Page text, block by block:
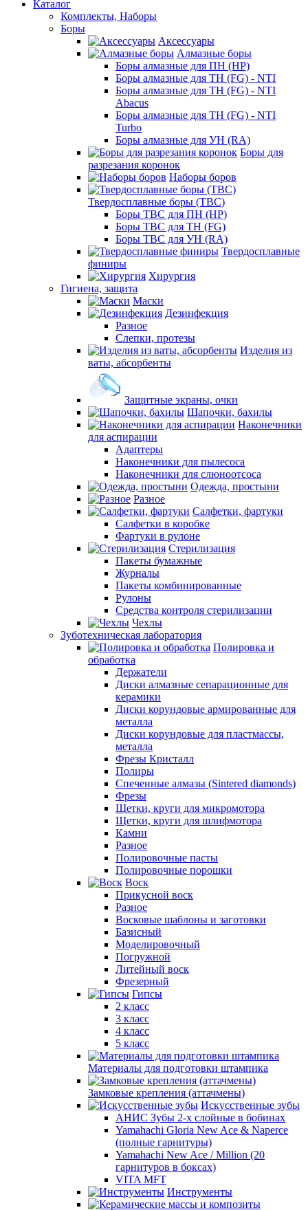
Каталог
Комплекты, Наборы
Боры
Аксессуары
Алмазные боры
Боры алмазные для ПН (HP)
Боры алмазные для ТН (FG) - NTI
Боры алмазные для ТН (FG) - NTI
Abacus
Боры алмазные для ТН (FG) - NTI
Turbo
Боры алмазные для УН (RA)
Боры для
разрезания коронок
Наборы боров
Твердосплавные боры (ТВС)
Боры ТВС для ПН (HP)
Боры ТВС для ТН (FG)
Боры ТВС для УН (RA)
Твердосплавные
финиры
Хирургия
Гигиена, защита
Маски
Дезинфекция
Разное
Слепки, протезы
Изделия из
ваты, абсорбенты
Защитные экраны, очки
Шапочки, бахилы
Наконечники
для аспирации
Адаптеры
Наконечники для пылесоса
Наконечники для слюноотсоса
Одежда, простыни
Разное
Салфетки, фартуки
Салфетки в коробке
Фартуки в рулоне
Стерилизация
Пакеты бумажные
Журналы
Пакеты комбинированные
Рулоны
Средства контроля стерилизации
Чехлы
Зуботехническая лаборатория
Полировка и
обработка
Держатели
Диски алмазные сепарационные для
керамики
Диски корундовые армированные для
металла
Диски корундовые для пластмассы,
металла
Фрезы Кристалл
Полиры
Спеченные алмазы (Sintered diamonds)
Фрезы
Щетки, круги для микромотора
Щетки, круги для шлифмотора
Камни
Разное
Полировочные пасты
Полировочные порошки
Воск
Прикусной воск
Разное
Восковые шаблоны и заготовки
Базисный
Моделировочный
Погружной
Литейный воск
Фрезерный
Гипсы
2 класс
3 класс
4 класс
5 класс
Материалы для подготовки штампика
Замковые крепления (аттачмены)
Искусственные зубы
АНИС Зубы 2-х слойные в бобинах
Yamahachi Gloria New Ace & Naperce
(полные гарнитуры)
Yamahachi New Ace / Million (20
гарнитуров в боксах)
VITA MFT
Инструменты